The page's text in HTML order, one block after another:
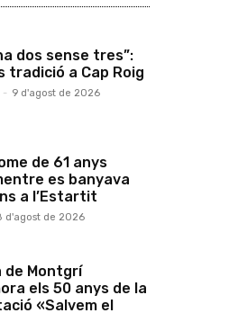
dos sense tres”:
tradició a Cap Roig
- 9 d'agost de 2026
de 61 anys
es banyava
a l’Estartit
d'agost de 2026
de Montgrí
els 50 anys de la
«Salvem el